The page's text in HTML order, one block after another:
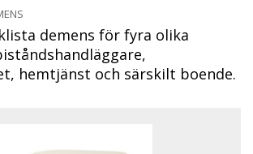
demens för fyra olika
hemtjänst och särskilt boende.